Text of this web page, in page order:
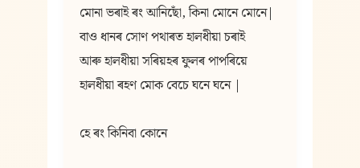
মোনা ভৰাই ৰং আনিছোঁ, কিনা মোনে মোনে|
বাও ধানৰ সোণ পথাৰত হালধীয়া চৰাই
আৰু হালধীয়া সৰিয়হৰ ফুলৰ পাপৰিয়ে
হালধীয়া ৰহণ মোক বেচে ঘনে ঘনে |
হে ৰং কিনিবা কোনে